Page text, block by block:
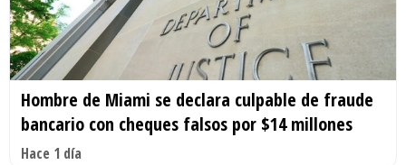
Hombre de Miami se declara culpable de fraude
bancario con cheques falsos por $14 millones
Hace 1 día